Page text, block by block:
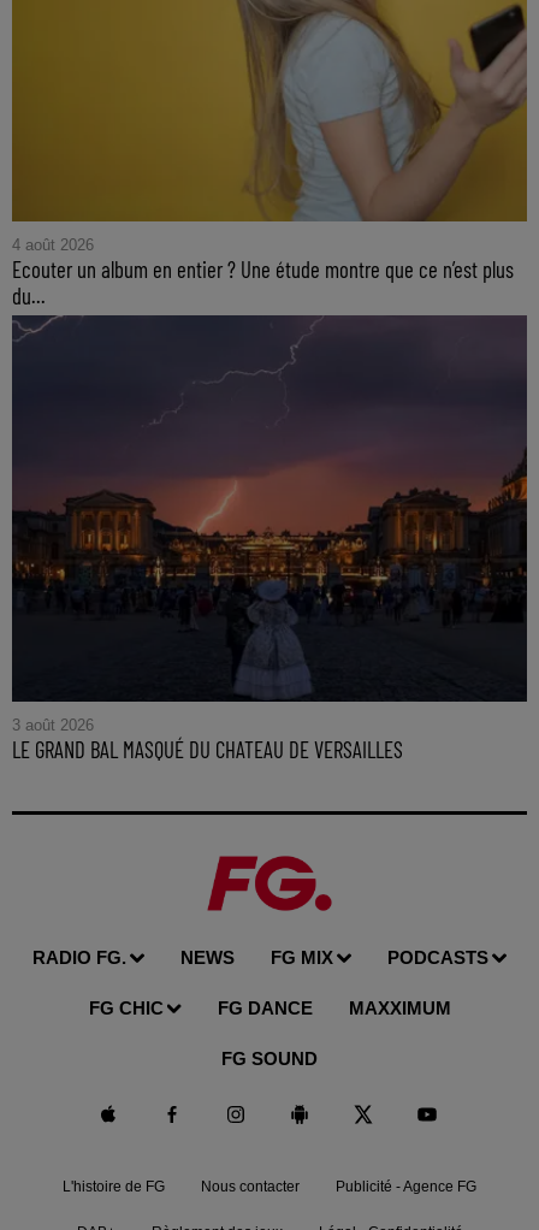
4 août 2026
Ecouter un album en entier ? Une étude montre que ce n’est plus
du...
3 août 2026
LE GRAND BAL MASQUÉ DU CHATEAU DE VERSAILLES
RADIO FG. NEWS FG MIX PODCASTS
FG CHIC FG DANCE MAXXIMUM
FG SOUND
L'histoire de FG Nous contacter Publicité - Agence FG